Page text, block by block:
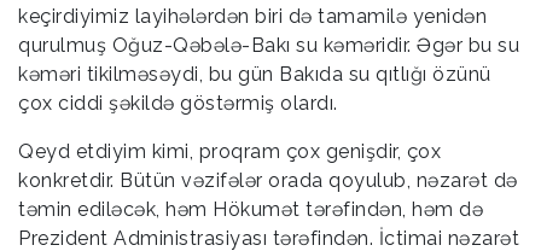
keçirdiyimiz layihələrdən biri də tamamilə yenidən
qurulmuş Oğuz-Qəbələ-Bakı su kəməridir. Əgər bu su
kəməri tikilməsəydi, bu gün Bakıda su qıtlığı özünü
çox ciddi şəkildə göstərmiş olardı.
Qeyd etdiyim kimi, proqram çox genişdir, çox
konkretdir. Bütün vəzifələr orada qoyulub, nəzarət də
təmin ediləcək, həm Hökumət tərəfindən, həm də
Prezident Administrasiyası tərəfindən. İctimai nəzarət